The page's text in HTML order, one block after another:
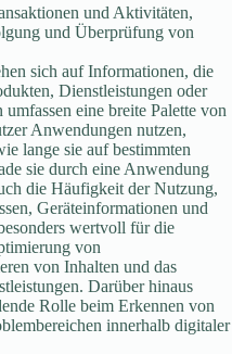
und Aktivitäten,
und Überprüfung von
sich auf Informationen, die
Dienstleistungen oder
eine breite Palette von
Anwendungen nutzen,
lange sie auf bestimmten
sie durch eine Anwendung
die Häufigkeit der Nutzung,
Geräteinformationen und
wertvoll für die
von
von Inhalten und das
Darüber hinaus
Rolle beim Erkennen von
innerhalb digitaler